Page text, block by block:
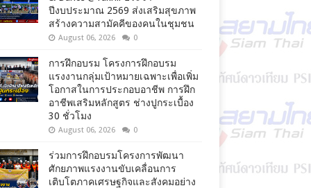
ปีงบประมาณ 2569 ส่งเสริมสุขภาพ
สร้างความสามัคคีของคนในชุมชน
August 06, 2026 0
การฝึกอบรม โครงการฝึกอบรม
แรงงานกลุ่มเป้าหมายเฉพาะเพื่อเพิ่ม
โอกาสในการประกอบอาชีพ การฝึก
อาชีพเสริมหลักสูตร ช่างปูกระเบื้อง
30 ชั่วโมง
August 06, 2026 0
ร่วมการฝึกอบรมโครงการพัฒนา
ศักยภาพแรงงานขับเคลื่อนการ
เติบโตภาคเศรษฐกิจและสังคมอย่าง